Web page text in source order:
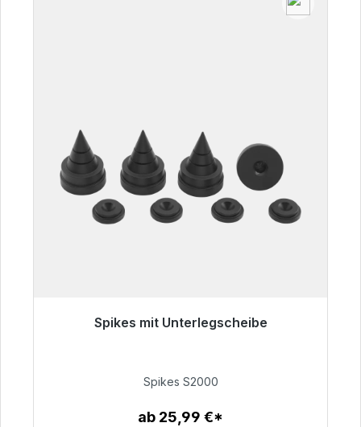
Spikes mit Unterlegscheibe
51,49 €
Spikes S2000
ab 25,99 €*